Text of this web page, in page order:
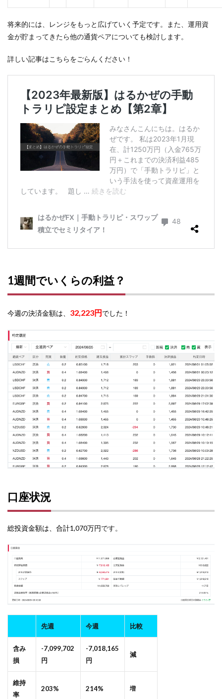
将来的には、レンジをもっと広げていく予定です。また、運用資
金が貯まってきたら他の通貨ペアについても検討します。
詳しい記事はこちらをごらんください！
1週間でいくらの利益？
今週の決済金額は、 32,223円でした！
口座状況
総投資金額は、合計1,070万円です。
先週 今週 比較
含み
損
-7,099,702
円
-7,018,165
円
減
維持
率
203% 214% 増